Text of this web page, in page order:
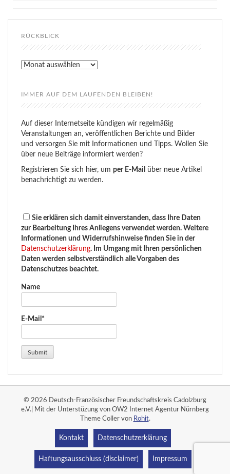
RÜCKBLICK
Rückblick
IMMER AUF DEM LAUFENDEN BLEIBEN!
Auf dieser Internetseite kündigen wir regelmäßig
Veranstaltungen an, veröffentlichen Berichte und Bilder
und versorgen Sie mit Informationen und Tipps. Wollen Sie
über neue Beiträge informiert werden?
Registrieren Sie sich hier, um per E-Mail
über neue Artikel
benachrichtigt zu werden.
Sie erklären sich damit einverstanden, dass Ihre Daten
zur Bearbeitung Ihres Anliegens verwendet werden. Weitere
Informationen und Widerrufshinweise finden Sie in der
Datenschutzerklärung. Im Umgang mit Ihren persönlichen
Daten werden selbstverständlich alle Vorgaben des
Datenschutzes beachtet.
Name
E-Mail*
© 2026 Deutsch-Französischer Freundschaftskreis Cadolzburg
e.V.| Mit der Unterstüzung von OW2 Internet Agentur Nürnberg
Theme Coller von Rohit.
Kontakt Datenschutzerklärung
Haftungsausschluss (disclaimer) Impressum